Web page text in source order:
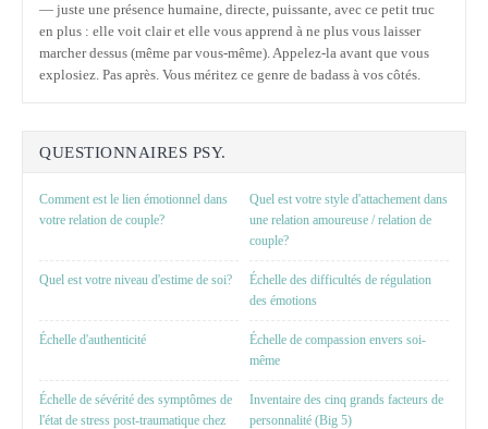
— juste une présence humaine, directe, puissante, avec ce petit truc
en plus : elle voit clair et elle vous apprend à ne plus vous laisser
marcher dessus (même par vous-même). Appelez-la avant que vous
explosiez. Pas après. Vous méritez ce genre de badass à vos côtés.
QUESTIONNAIRES PSY.
Comment est le lien émotionnel dans
votre relation de couple?
Quel est votre style d'attachement dans
une relation amoureuse / relation de
couple?
Quel est votre niveau d'estime de soi?
Échelle des difficultés de régulation
des émotions
Échelle d'authenticité
Échelle de compassion envers soi-
même
Échelle de sévérité des symptômes de
l'état de stress post-traumatique chez
Inventaire des cinq grands facteurs de
personnalité (Big 5)